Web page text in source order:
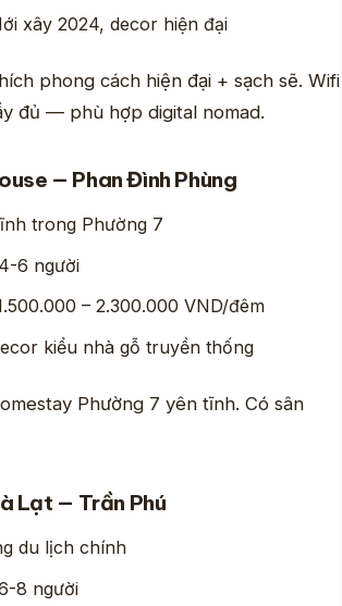
xây 2024, decor hiện đại
phong cách hiện đại + sạch sẽ. Wifi
đủ — phù hợp digital nomad.
— Phan Đình Phùng
trong Phường 7
6 người
– 2.300.000 VND/đêm
kiểu nhà gỗ truyền thống
Phường 7 yên tĩnh. Có sân
Lạt — Trần Phú
du lịch chính
8 người